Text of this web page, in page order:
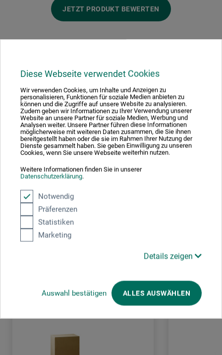
Diese Webseite verwendet Cookies
Wir verwenden Cookies, um Inhalte und Anzeigen zu
personalisieren, Funktionen für soziale Medien anbieten zu
können und die Zugriffe auf unsere Website zu analysieren.
Zudem geben wir Informationen zu Ihrer Verwendung unserer
Website an unsere Partner für soziale Medien, Werbung und
Analysen weiter. Unsere Partner führen diese Informationen
möglicherweise mit weiteren Daten zusammen, die Sie ihnen
bereitgestellt haben oder die sie im Rahmen Ihrer Nutzung der
Dienste gesammelt haben. Sie geben Einwilligung zu unseren
Cookies, wenn Sie unsere Webseite weiterhin nutzen.
Weitere Informationen finden Sie in unserer
Datenschutzerklärung.
Notwendig
Präferenzen
Statistiken
Marketing
Details zeigen
Auswahl bestätigen ALLES AUSWÄHLEN
JETZT PRODUKT BEWERTEN
Hersteller-Kontakt
Hier finden Sie die Kontaktdaten des Herstellers zu
diesem Produkt.
boesner GmbH distribution + logistics
Liegnitzer Str. 17
DEUTSCHLAND
info.dl@boesner.com
Kunden kauften auch